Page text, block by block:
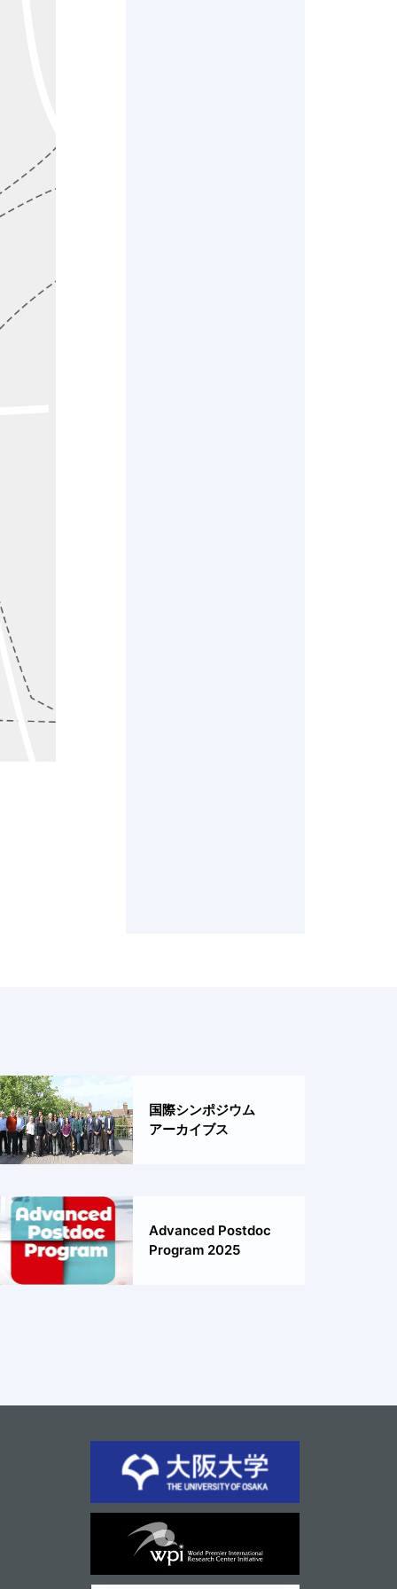
国際シンポジウム
アーカイブス
Advanced Postdoc
Program 2025